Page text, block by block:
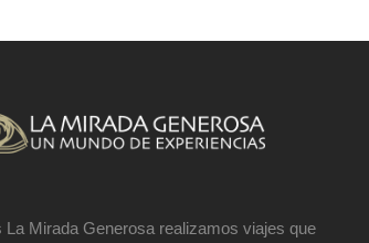
La Mirada Generosa realizamos viajes que